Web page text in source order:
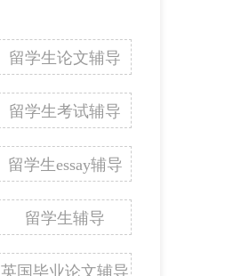
留学生论文辅导
留学生考试辅导
留学生essay辅导
留学生辅导
英国毕业论文辅导